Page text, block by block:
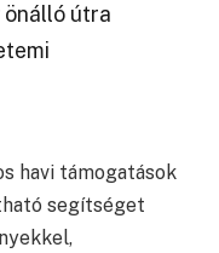
önálló útra
havi támogatások
segítséget